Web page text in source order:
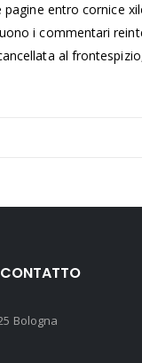
entro cornice
i commentari
al
Bologna